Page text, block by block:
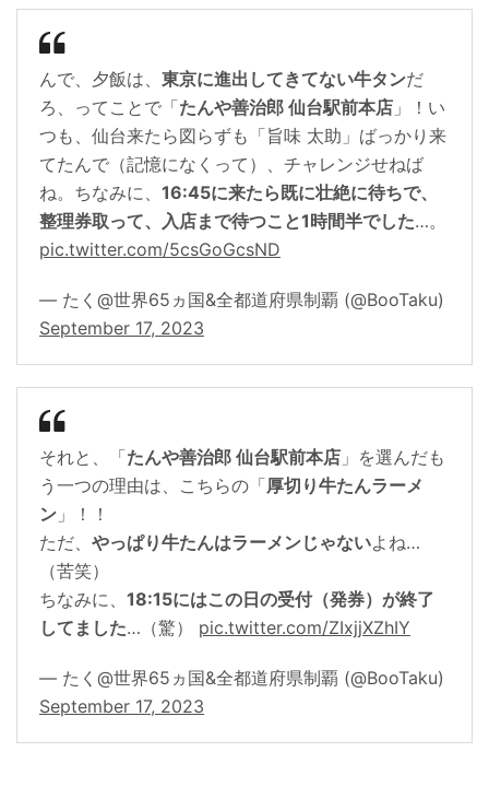
んで、夕飯は、 東京に進出してきてない牛タンだ
ろ、ってことで「たんや善治郎 仙台駅前本店 」！い
つも、仙台来たら図らずも「旨味 太助」ばっかり来
てたんで（記憶になくって）、チャレンジせねば
ね。ちなみに、 16:45に来たら既に壮絶に待ちで、
整理券取って、入店まで待つこと1時間半でした…。
pic.twitter.com/5csGoGcsND
— たく@世界65ヵ国&全都道府県制覇 (@BooTaku)
September 17, 2023
それと、「たんや善治郎 仙台駅前本店 」を選んだも
う一つの理由は、こちらの「厚切り牛たんラーメ
ン 」！！
ただ、 やっぱり牛たんはラーメンじゃないよね…
（苦笑）
ちなみに、 18:15にはこの日の受付（発券）が終了
してました…（驚） pic.twitter.com/ZIxjjXZhIY
— たく@世界65ヵ国&全都道府県制覇 (@BooTaku)
September 17, 2023